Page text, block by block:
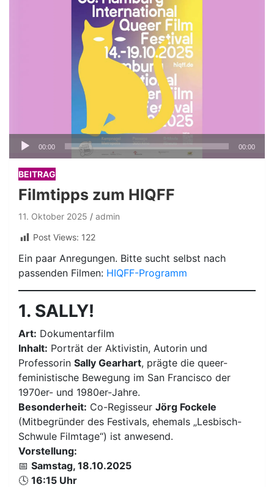
Audio-
Player
00:00 00:00
BEITRAG
Filmtipps zum HIQFF
11. Oktober 2025
admin
Post Views: 122
Ein paar Anregungen. Bitte sucht selbst nach
passenden Filmen: HIQFF-Programm
1. SALLY!
Art: Dokumentarfilm
Inhalt: Porträt der Aktivistin, Autorin und
Professorin Sally Gearhart, prägte die queer-
feministische Bewegung im San Francisco der
1970er- und 1980er-Jahre.
Besonderheit: Co-Regisseur Jörg Fockele
(Mitbegründer des Festivals, ehemals „Lesbisch-
Schwule Filmtage“) ist anwesend.
Vorstellung:
📅 Samstag, 18.10.2025
🕓 16:15 Uhr